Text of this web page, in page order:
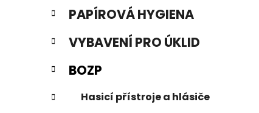
n
n
í
p
n
i
PAPÍROVÁ HYGIENA
VYBAVENÍ PRO ÚKLID
BOZP
Hasicí přístroje a hlásiče